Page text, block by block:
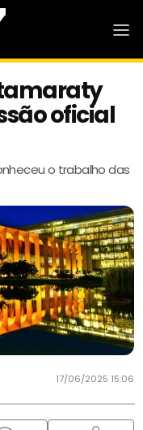
oficial
o trabalho das
17/06/2025 15:06